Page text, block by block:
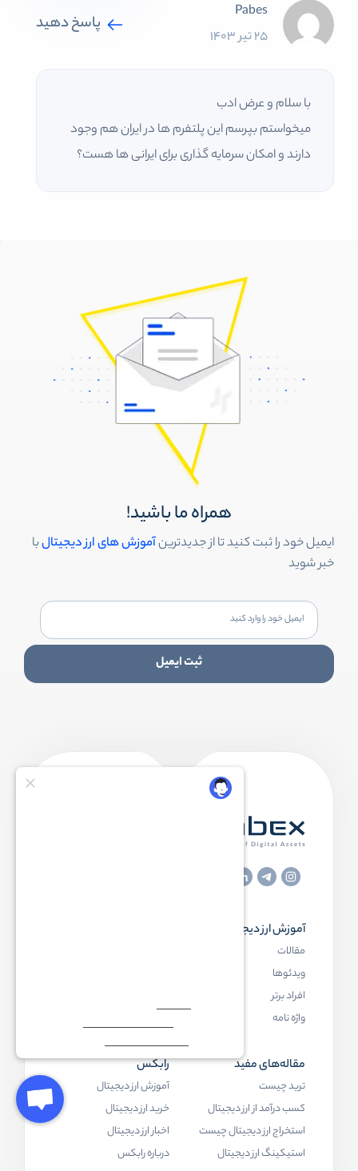
Pabes
25 تیر 1403
پاسخ دهید
با سلام و عرض ادب
میخواستم بپرسم این پلتفرم ها در ایران هم وجود
دارند و امکان سرمایه گذاری برای ایرانی ها هست؟
همراه ما باشید!
ایمیل خود را ثبت کنید تا از جدیدترینآموزش های ارز دیجیتالبا
خبر شوید
ثبت ایمیل
آموزش ارز دیجیتال
مقالات
ویدئوها
افراد برتر
واژه نامه
مقاله‌های مفید
ترید چیست
کسب درآمد از ارز دیجیتال
استخراج ارز دیجیتال چیست
استیکینگ ارز دیجیتال
رابکس
آموزش ارز دیجیتال
خرید ارز دیجیتال
اخبار ارز دیجیتال
درباره رابکس